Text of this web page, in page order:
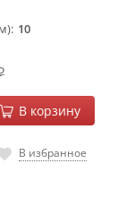
10
В корзину
В избранное